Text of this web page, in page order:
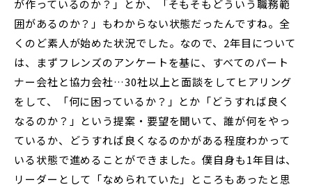
が作っているのか？」とか、「そもそもどういう職務範
囲があるのか？」もわからない状態だったんですね。全
くのど素人が始めた状況でした。なので、2年目について
は、まずフレンズのアンケートを基に、すべてのパート
ナー会社と協力会社…30社以上と面談をしてヒアリング
をして、「何に困っているか？」とか「どうすれば良く
なるのか？」という提案・要望を聞いて、誰が何をやっ
ているか、どうすれば良くなるのかがある程度わかって
いる状態で進めることができました。僕自身も1年目は、
リーダーとして「なめられていた」ところもあったと思